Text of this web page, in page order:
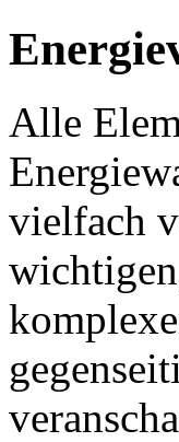
Alle
vielfach